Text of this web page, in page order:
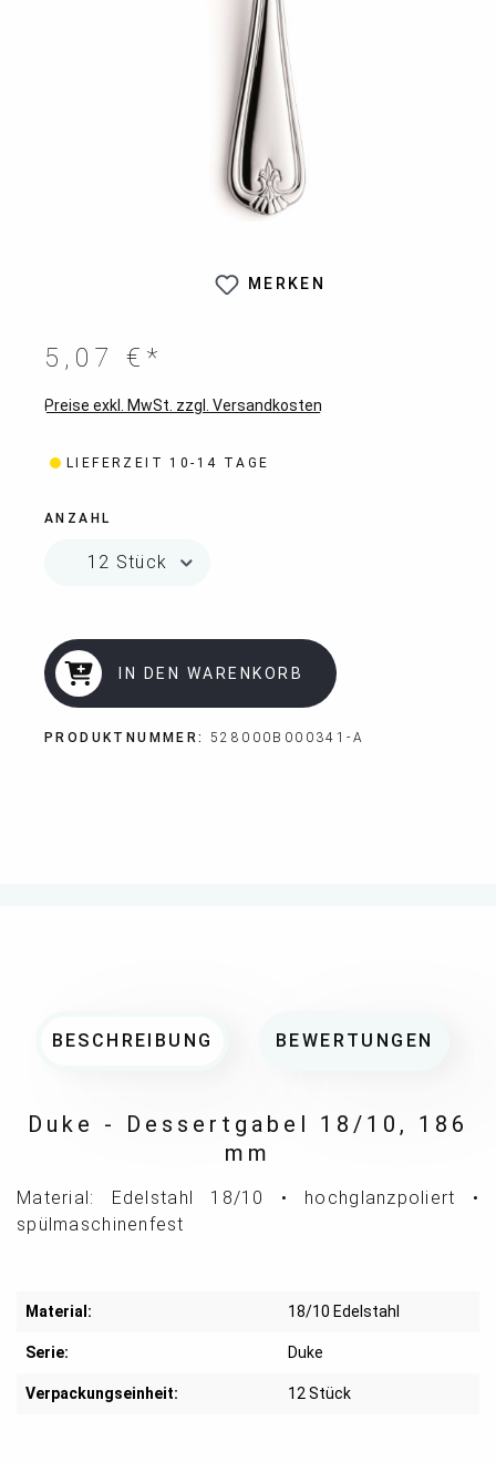
MERKEN
5,07 €*
Preise exkl. MwSt. zzgl. Versandkosten
LIEFERZEIT 10-14 TAGE
ANZAHL
IN DEN WARENKORB
PRODUKTNUMMER: 528000B000341-A
BESCHREIBUNG BEWERTUNGEN
Duke - Dessertgabel 18/10, 186
mm
Material: Edelstahl 18/10 • hochglanzpoliert •
spülmaschinenfest
Material: 18/10 Edelstahl
Serie: Duke
Verpackungseinheit: 12 Stück